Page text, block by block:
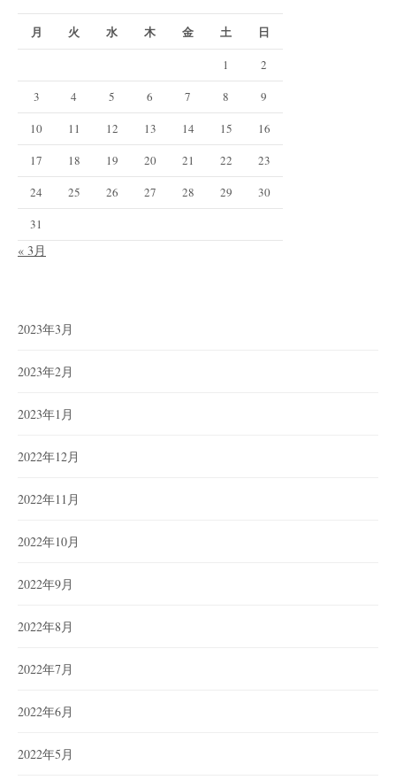
月 火 水 木 金 土 日
1
2
3
4 5 6 7 8
9
10
11 12 13 14 15
16
17
18 19 20 21 22
23
24
25 26 27 28 29
30
31
« 3月
2023年3月
2023年2月
2023年1月
2022年12月
2022年11月
2022年10月
2022年9月
2022年8月
2022年7月
2022年6月
2022年5月